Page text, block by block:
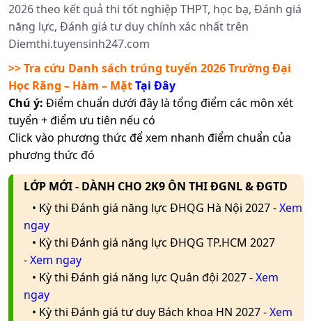
2026 theo kết quả thi tốt nghiệp THPT, học bạ, Đánh giá
năng lực, Đánh giá tư duy chính xác nhất trên
Diemthi.tuyensinh247.com
>> Tra cứu Danh sách trúng tuyển 2026Trường Đại
Học Răng – Hàm – MặtTại Đây
Chú ý: Điểm chuẩn dưới đây là tổng điểm các môn xét
tuyển + điểm ưu tiên nếu có
Click vào phương thức để xem nhanh điểm chuẩn của
phương thức đó
LỚP MỚI - DÀNH CHO 2K9 ÔN THI ĐGNL & ĐGTD
• Kỳ thi Đánh giá năng lực ĐHQG Hà Nội 2027 -Xem
ngay
• Kỳ thi Đánh giá năng lực ĐHQG TP.HCM 2027
-Xem ngay
• Kỳ thi Đánh giá năng lực Quân đội 2027 -Xem
ngay
• Kỳ thi Đánh giá tư duy Bách khoa HN 2027 -Xem